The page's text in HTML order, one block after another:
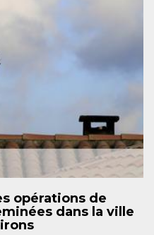
opérations de
dans la ville